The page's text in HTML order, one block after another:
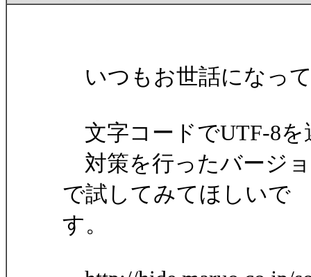
いつもお世話になっ
文字コードでUTF-8を
対策を行ったバージ
で試してみてほしいで
す。